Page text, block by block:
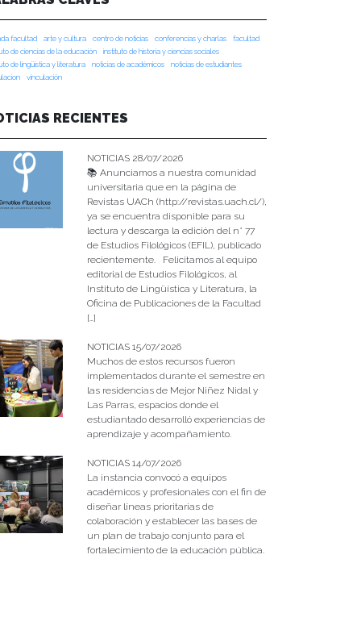
facultad arte y cultura centro de noticias conferencias y charlas
facultad
de ciencias de la educación
instituto de historia y ciencias sociales
de lingüística y literatura
noticias de académicos
noticias de estudiantes
vinculación
RECIENTES
NOTICIAS 28/07/2026
📚 Anunciamos a nuestra comunidad
universitaria que en la página de
Revistas UACh (http://revistas.uach.cl/),
ya se encuentra disponible para su
lectura y descarga la edición del n° 77
de Estudios Filológicos (EFIL), publicado
recientemente. Felicitamos al equipo
editorial de Estudios Filológicos, al
Instituto de Lingüística y Literatura, la
Oficina de Publicaciones de la Facultad
[…]
NOTICIAS 15/07/2026
Muchos de estos recursos fueron
implementados durante el semestre en
las residencias de Mejor Niñez Nidal y
Las Parras, espacios donde el
estudiantado desarrolló experiencias de
aprendizaje y acompañamiento.
NOTICIAS 14/07/2026
La instancia convocó a equipos
académicos y profesionales con el fin de
diseñar líneas prioritarias de
colaboración y establecer las bases de
un plan de trabajo conjunto para el
fortalecimiento de la educación pública.